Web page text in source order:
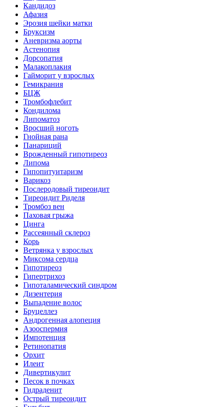
Кандидоз
Афазия
Эрозия шейки матки
Бруксизм
Аневризма аорты
Астенопия
Дорсопатия
Малакоплакия
Гайморит у взрослых
Гемикрания
БЦЖ
Тромбофлебит
Кондилома
Липоматоз
Вросший ноготь
Гнойная рана
Панариций
Врожденный гипотиреоз
Липома
Гипопитуитаризм
Варикоз
Послеродовый тиреоидит
Тиреоидит Риделя
Тромбоз вен
Паховая грыжа
Цинга
Рассеянный склероз
Корь
Ветрянка у взрослых
Миксома сердца
Гипотиреоз
Гипертрихоз
Гипоталамический синдром
Дизентерия
Выпадение волос
Бруцеллез
Андрогенная алопеция
Азооспермия
Импотенция
Ретинопатия
Орхит
Илеит
Дивертикулит
Песок в почках
Гидраденит
Острый тиреоидит